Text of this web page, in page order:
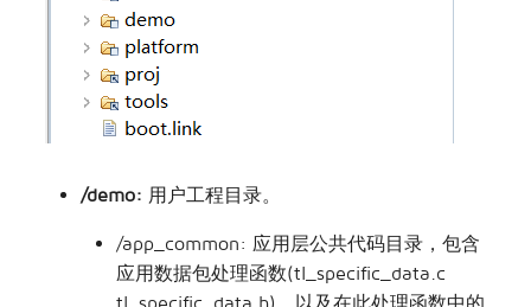
/demo: 用户工程目录。
/app_common: 应用层公共代码目录，包含
应用数据包处理函数(tl_specific_data.c
tl_specific_data.h)、以及在此处理函数中的